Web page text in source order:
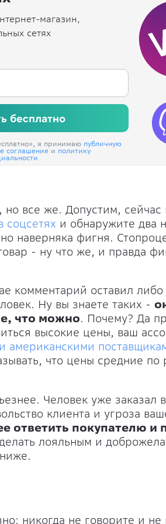
магазин,
сетях
бесплатно
я принимаю публичную
соглашениеи политику
все же. Допустим, сейчас
соцсетях и обнаружите два
наверняка фигня.
- ну что же, и правда
комментарий оставил
Ну вы знаете таких -
что можно. Почему? Да
высокие цены, ваш
американскими
что цены средние по
Человек уже заказал
клиента и угроза
ответить покупателю и
лояльным и
никогда не говорите и